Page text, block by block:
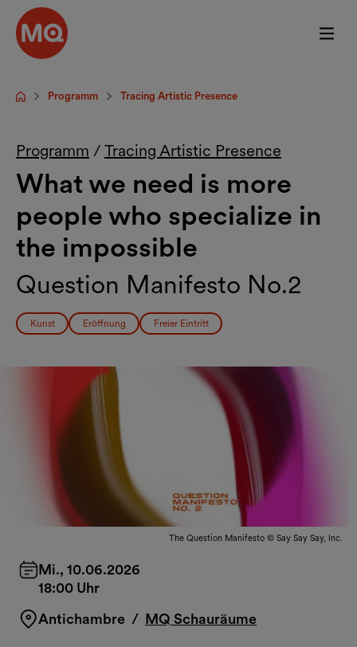
Zum Hauptinhalt springen
StartseiteProgramm Tracing Artistic Presence
Programm / Tracing Artistic Presence
What we need is more
people who specialize in
the impossible
Question Manifesto No.2
Kunst Eröffnung Freier Eintritt
The Question Manifesto © Say Say Say, Inc.
Mi., 10.06.2026
18:00 Uhr
Antichambre / MQ Schauräume